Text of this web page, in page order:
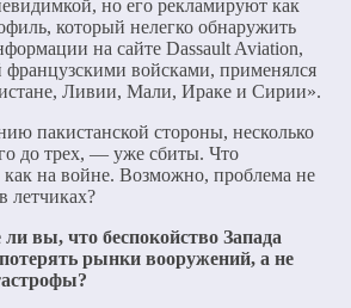
но его рекламируют как
который нелегко обнаружить
на сайте Dassault Aviation,
французскими войсками, применялся
Ливии, Мали, Ираке и Сирии».
пакистанской стороны, несколько
до трех, — уже сбиты. Что
на войне. Возможно, проблема не
летчиках?
вы, что беспокойство Запада
рынки вооружений, а не